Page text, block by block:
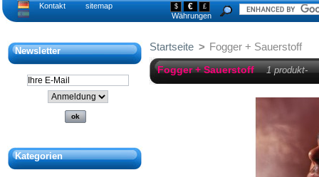
Kontakt sitemap $ € £
Währungen
Newsletter
Kategorien
Startseite > Fogger + Sauerstoff
Fogger + Sauerstoff 1 produkt-